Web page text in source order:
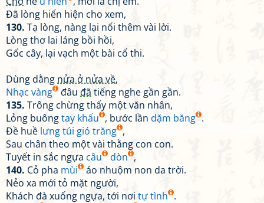
Đã lòng hiển hiện cho xem,
130. Tạ lòng, nàng lại nối thêm vài lời.
Lòng thơ lai láng bồi hồi,
Gốc cây, lại vạch một bài cổ thi.
Dùng dằng nửa ở nửa về,
Nhạc vàng
đâu đã tiếng nghe gần gần.
135. Trông chừng thấy một văn nhân,
Lỏng buôngtay khấu , bước lần dặm băng .
Đề huề lưng túi gió trăng ,
Sau chân theo một vài thằng con con.
Tuyết in sắc ngựa câu dòn ,
140. Cỏ pha mùi
áo nhuộm non da trời.
Nẻo xa mới tỏ mặt người,
Khách đà xuống ngựa, tới nơi tự tình .